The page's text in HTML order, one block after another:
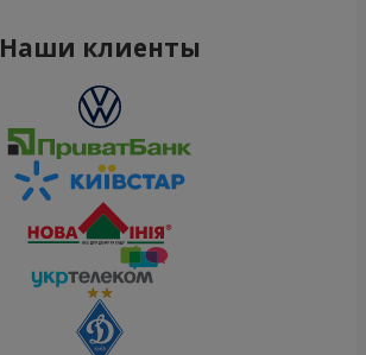
Наши клиенты